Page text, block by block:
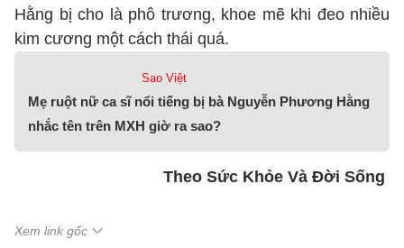
Hằng bị cho là phô trương, khoe mẽ khi đeo nhiều
kim cương một cách thái quá.
Sao Việt
Mẹ ruột nữ ca sĩ nổi tiếng bị bà Nguyễn Phương Hằng
nhắc tên trên MXH giờ ra sao?
Theo Sức Khỏe Và Đời Sống
Xem link gốc